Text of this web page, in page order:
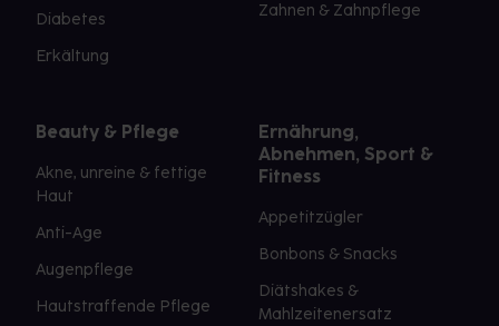
Diabetes
Erkältung
Zahnen & Zahnpflege
Beauty & Pflege
Akne, unreine & fettige
Haut
Anti-Age
Augenpflege
Hautstraffende Pflege
Ernährung,
Abnehmen, Sport &
Fitness
Appetitzügler
Bonbons & Snacks
Diätshakes &
Mahlzeitenersatz